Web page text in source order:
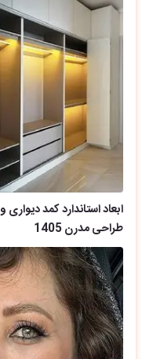
ابعاد استاندارد کمد
طراحی مدرن 1405